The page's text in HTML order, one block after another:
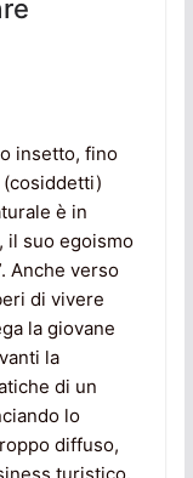
insetto, fino
è in
il suo egoismo
Anche verso
di vivere
la giovane
la
di un
lo
diffuso,